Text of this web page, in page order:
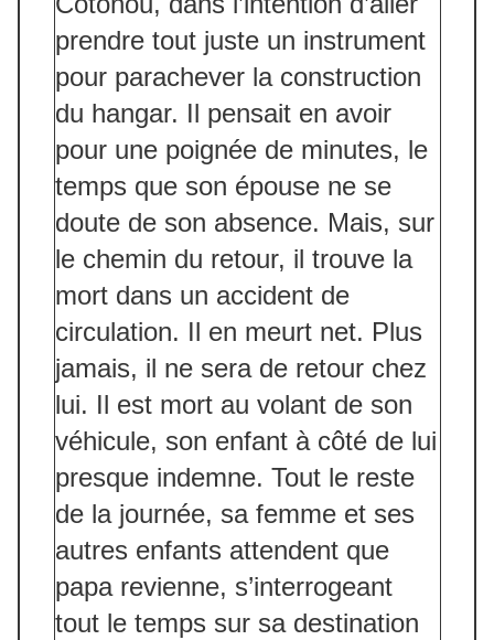
prendre tout juste un instrument
pour parachever la construction
du hangar. Il pensait en avoir
pour une poignée de minutes, le
temps que son épouse ne se
doute de son absence. Mais, sur
le chemin du retour, il trouve la
mort dans un accident de
circulation. Il en meurt net. Plus
jamais, il ne sera de retour chez
lui. Il est mort au volant de son
véhicule, son enfant à côté de lui
presque indemne. Tout le reste
de la journée, sa femme et ses
autres enfants attendent que
papa revienne, s’interrogeant
tout le temps sur sa destination